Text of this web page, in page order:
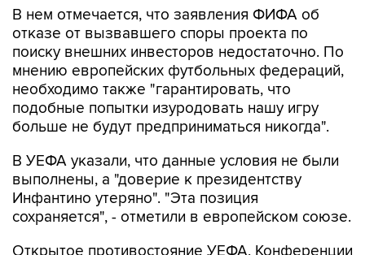
В нем отмечается, что заявления ФИФА об
отказе от вызвавшего споры проекта по
поиску внешних инвесторов недостаточно. По
мнению европейских футбольных федераций,
необходимо также "гарантировать, что
подобные попытки изуродовать нашу игру
больше не будут предприниматься никогда".
В УЕФА указали, что данные условия не были
выполнены, а "доверие к президентству
Инфантино утеряно". "Эта позиция
сохраняется", - отметили в европейском союзе.
Открытое противостояние УЕФА, Конференции